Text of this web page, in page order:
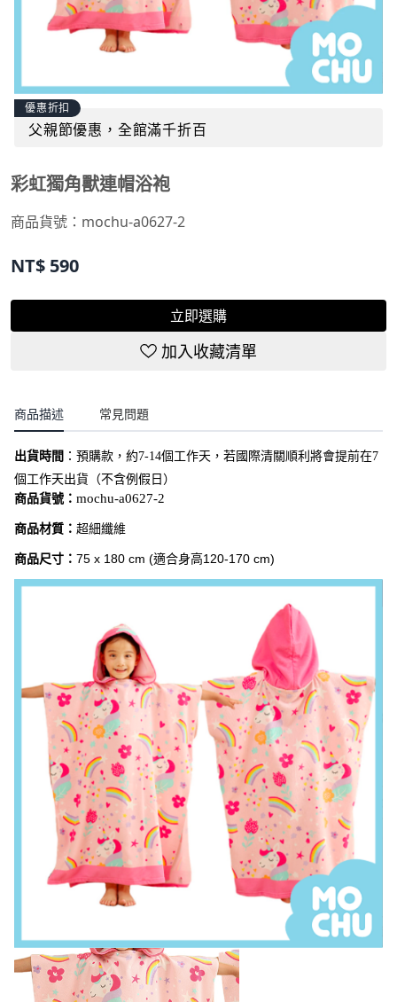
優惠折扣
父親節優惠，全館滿千折百
彩虹獨角獸連帽浴袍
商品貨號： mochu-a0627-2
NT$ 590
立即選購
加入收藏清單
商品描述 常見問題
出貨時間 ： 預購款，約7-14個工作天，若國際清關順利將會提前在7
個工作天出貨（不含例假日）
商品貨號： mochu-a0627-2
商品材質： 超細纖維
商品尺寸： 75 x 180 cm (適合身高120-170 cm)